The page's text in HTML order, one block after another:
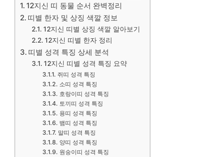
12지신 띠 동물 순서 완벽정리
띠별 한자 및 상징 색깔 정보
12지신 띠별 상징 색깔 알아보기
12지신 띠별 한자 정리
띠별 성격 특징 상세 분석
12지신 띠별 성격 특징 요약
쥐띠 성격 특징
소띠 성격 특징
호랑이띠 성격 특징
토끼띠 성격 특징
용띠 성격 특징
뱀띠 성격 특징
말띠 성격 특징
양띠 성격 특징
원숭이띠 성격 특징